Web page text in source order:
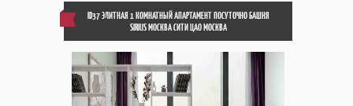
ID37 ЭЛИТНАЯ 1 КОМНАТНЫЙ АПАРТАМЕНТ ПОСУТОЧНО БАШНЯ
SIRIUS МОСКВА СИТИ ЦАО МОСКВА